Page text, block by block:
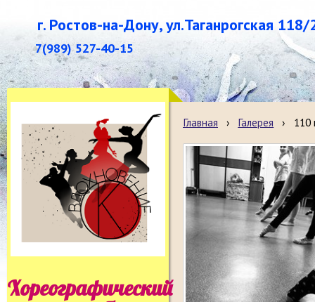
г. Ростов-на-Дону, ул.Таганрогская 118/
7(989) 527-40-15
Хореографический
Главная › Галерея › 110